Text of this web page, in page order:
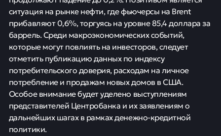
ситуация на рынке нефти, где фьючерсы на Brent
прибавляют 0,6%, торгуясь на уровне 85,4 доллара за
баррель. Среди макроэкономических событий,
которые могут повлиять на инвесторов, следует
отметить публикацию данных по индексу
потребительского доверия, расходам на личное
потребление и продажам новых домов в США.
Особое внимание будет уделено выступлениям
представителей Центробанка и их заявлениям о
дальнейших шагах в рамках денежно-кредитной
политики.